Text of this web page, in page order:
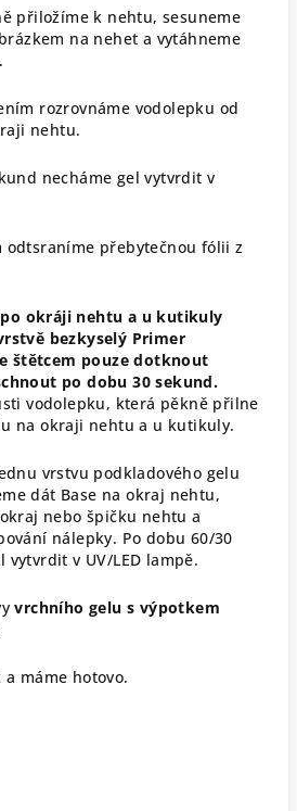
přiložíme k nehtu, sesuneme
na nehet a vytáhneme
rozrovnáme vodolepku od
nehtu.
necháme gel vytvrdit v
odtsraníme přebytečnou fólii z
okráji nehtu a u kutikuly
bezkyselý Primer
štětcem pouze dotknout
po dobu 30 sekund.
vodolepku, která pěkně přilne
na okraji nehtu a u kutikuly.
vrstvu podkladového gelu
dát Base na okraj nehtu,
nebo špičku nehtu a
nálepky. Po dobu 60/30
vytvrdit v UV/LED lampě.
vrchního gelu s výpotkem
a máme hotovo.